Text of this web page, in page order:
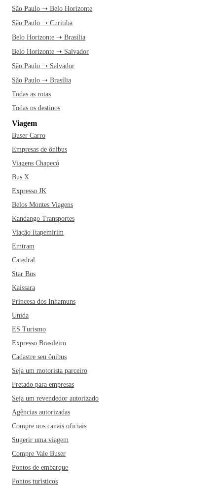
São Paulo ➝ Belo Horizonte
São Paulo ➝ Curitiba
Belo Horizonte ➝ Brasília
Belo Horizonte ➝ Salvador
São Paulo ➝ Salvador
São Paulo ➝ Brasília
Todas as rotas
Todas os destinos
Viagem
Buser Carro
Empresas de ônibus
Viagens Chapecó
Bus X
Expresso JK
Belos Montes Viagens
Kandango Transportes
Viação Itapemirim
Emtram
Catedral
Star Bus
Kaissara
Princesa dos Inhamuns
Unida
ES Turismo
Expresso Brasileiro
Cadastre seu ônibus
Seja um motorista parceiro
Fretado para empresas
Seja um revendedor autorizado
Agências autorizadas
Compre nos canais oficiais
Sugerir uma viagem
Compre Vale Buser
Pontos de embarque
Pontos turísticos